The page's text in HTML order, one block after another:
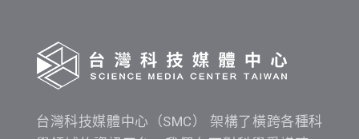
台灣科技媒體中心（SMC） 架構了橫跨各種科